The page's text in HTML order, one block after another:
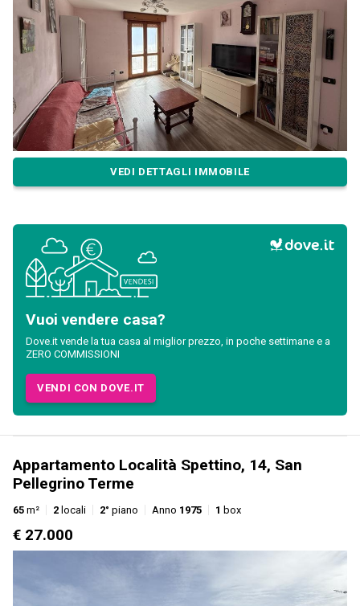
VEDI DETTAGLI IMMOBILE
Vuoi vendere casa?
Dove.it vende la tua casa al miglior prezzo, in poche settimane e a
ZERO COMMISSIONI
VENDI CON DOVE.IT
Appartamento Località Spettino, 14, San
Pellegrino Terme
65 m² 2 locali 2° piano Anno 1975 1 box
€ 27.000